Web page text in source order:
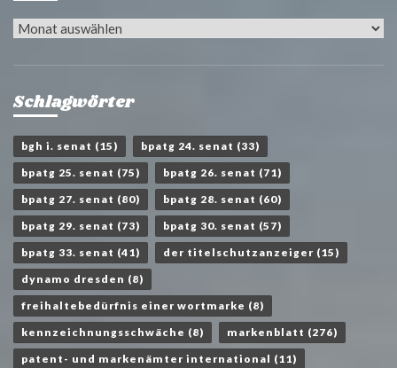
Archiv
Schlagwörter
bgh i. senat (15) bpatg 24. senat (33)
bpatg 25. senat (75) bpatg 26. senat (71)
bpatg 27. senat (80) bpatg 28. senat (60)
bpatg 29. senat (73) bpatg 30. senat (57)
bpatg 33. senat (41) der titelschutzanzeiger (15)
dynamo dresden (8)
freihaltebedürfnis einer wortmarke (8)
kennzeichnungsschwäche (8) markenblatt (276)
patent- und markenämter international (11)